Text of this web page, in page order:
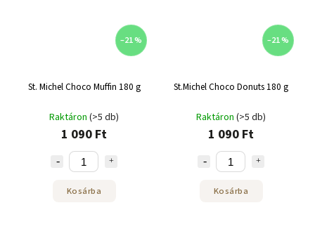
–21 %
St. Michel Choco Muffin 180 g
Raktáron (>5 db)
1 090 Ft
Kosárba
–21 %
St.Michel Choco Donuts 180 g
Raktáron (>5 db)
1 090 Ft
Kosárba